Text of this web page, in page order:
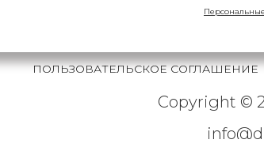
исполнительного
ПОЛЬЗОВАТЕЛЬСКОЕ СОГЛАШЕНИЕ
Copyright ©